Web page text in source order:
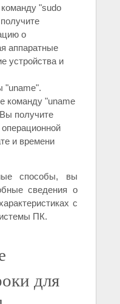
"sudo
о
аппаратные
устройства и
команду "uname
получите
и времени
способы, вы
сведения о
с
ПК.
для